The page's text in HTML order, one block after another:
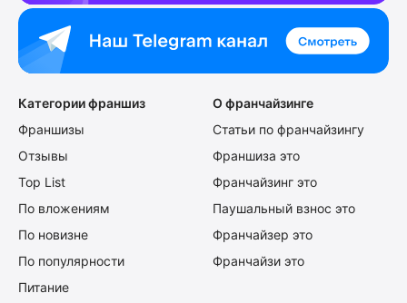
Категории франшиз
Франшизы
Отзывы
Top List
По вложениям
По новизне
По популярности
Питание
О франчайзинге
Статьи по франчайзингу
Франшиза это
Франчайзинг это
Паушальный взнос это
Франчайзер это
Франчайзи это